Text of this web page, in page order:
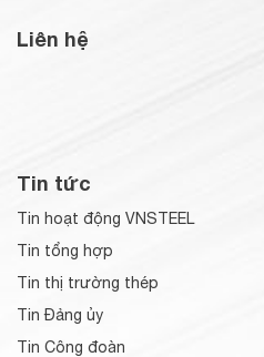
Liên hệ
Tin tức
Tin hoạt động VNSTEEL
Tin tổng hợp
Tin thị trường thép
Tin Đảng ủy
Tin Công đoàn